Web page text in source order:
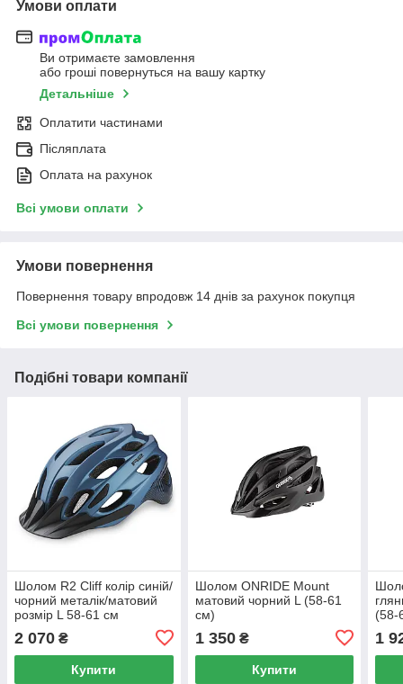
Умови оплати
Ви отримаєте замовлення
або гроші повернуться на вашу картку
Детальніше
Оплатити частинами
Післяплата
Оплата на рахунок
Всі умови оплати
Умови повернення
Повернення товару впродовж 14 днів за рахунок покупця
Всі умови повернення
Подібні товари компанії
Шолом R2 Cliff колір синій/
чорний металік/матовий
розмір L 58-61 см
2 070 ₴
Купити
Шолом ONRIDE Mount
матовий чорний L (58-61
см)
1 350₴
Купити
(58-
1